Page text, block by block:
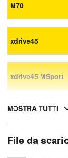
M70
xdrive45
xdrive45 MSport
MOSTRA TUTTI
File da